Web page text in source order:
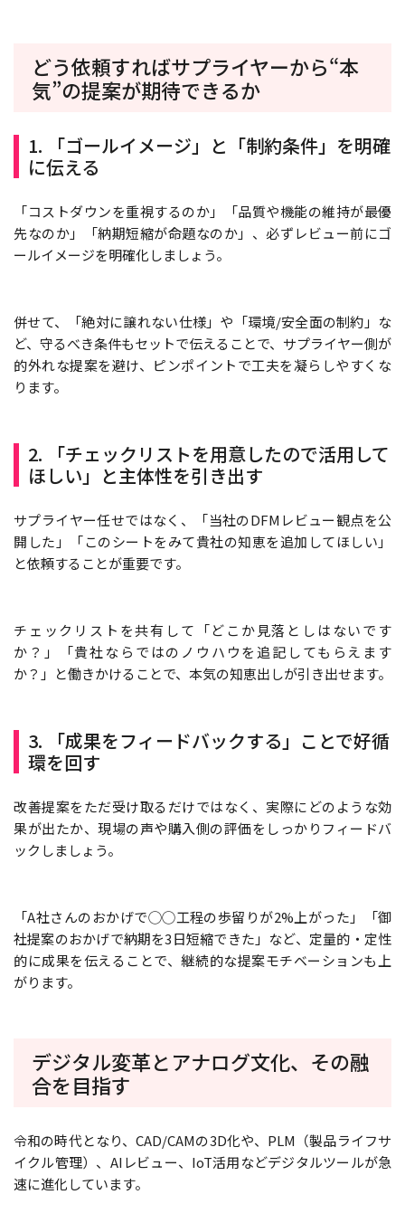
どう依頼すればサプライヤーから“本
気”の提案が期待できるか
1. 「ゴールイメージ」と「制約条件」を明確
に伝える
「コストダウンを重視するのか」「品質や機能の維持が最優
先なのか」「納期短縮が命題なのか」、必ずレビュー前にゴ
ールイメージを明確化しましょう。
併せて、「絶対に譲れない仕様」や「環境/安全面の制約」な
ど、守るべき条件もセットで伝えることで、サプライヤー側が
的外れな提案を避け、ピンポイントで工夫を凝らしやすくな
ります。
2. 「チェックリストを用意したので活用して
ほしい」と主体性を引き出す
サプライヤー任せではなく、「当社のDFMレビュー観点を公
開した」「このシートをみて貴社の知恵を追加してほしい」
と依頼することが重要です。
チェックリストを共有して「どこか見落としはないです
か？」「貴社ならではのノウハウを追記してもらえます
か？」と働きかけることで、本気の知恵出しが引き出せます。
3. 「成果をフィードバックする」ことで好循
環を回す
改善提案をただ受け取るだけではなく、実際にどのような効
果が出たか、現場の声や購入側の評価をしっかりフィードバ
ックしましょう。
「A社さんのおかげで◯◯工程の歩留りが2%上がった」「御
社提案のおかげで納期を3日短縮できた」など、定量的・定性
的に成果を伝えることで、継続的な提案モチベーションも上
がります。
デジタル変革とアナログ文化、その融
合を目指す
令和の時代となり、CAD/CAMの3D化や、PLM（製品ライフサ
イクル管理）、AIレビュー、IoT活用などデジタルツールが急
速に進化しています。